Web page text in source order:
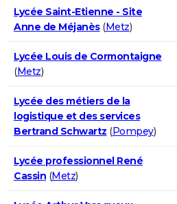
Lycée Saint-Etienne - Site
Anne de Méjanès(Metz)
Lycée Louis de Cormontaigne
(Metz)
Lycée des métiers de la
logistique et des services
Bertrand Schwartz (Pompey)
Lycée professionnel René
Cassin (Metz)